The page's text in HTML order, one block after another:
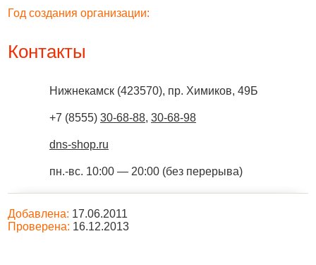
Год создания организации:
Контакты
Нижнекамск (423570), пр. Химиков, 49Б
+7 (8555) 30-68-88, 30-68-98
dns-shop.ru
пн.-вс. 10:00 — 20:00 (без перерыва)
Добавлена: 17.06.2011
Проверена: 16.12.2013